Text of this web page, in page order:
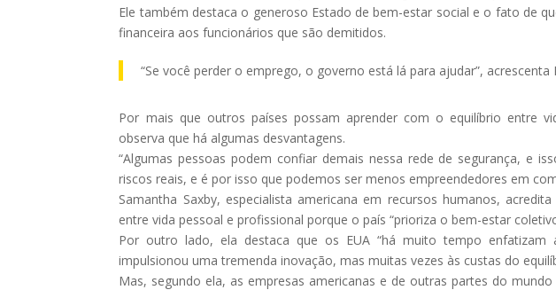
Ele também destaca o generoso Estado de bem-estar social e o fato de
financeira aos funcionários que são demitidos.
“Se você perder o emprego, o governo está lá para ajudar”, acrescenta
Por mais que outros países possam aprender com o equilíbrio entre
observa que há algumas desvantagens.
“Algumas pessoas podem confiar demais nessa rede de segurança, e
riscos reais, e é por isso que podemos ser menos empreendedores em
Samantha Saxby, especialista americana em recursos humanos,
entre vida pessoal e profissional porque o país “prioriza o bem-estar
Por outro lado, ela destaca que os EUA “há muito tempo enfatizam
impulsionou uma tremenda inovação, mas muitas vezes às custas do
Mas, segundo ela, as empresas americanas e de outras partes do